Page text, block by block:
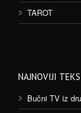
TAROT
NAJNOVIJI
Bučni TV iz